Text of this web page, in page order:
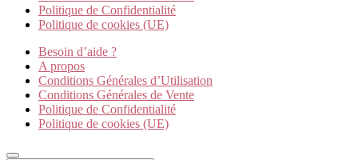
Politique de Confidentialité
Politique de cookies (UE)
Besoin d’aide ?
A propos
Conditions Générales d’Utilisation
Conditions Générales de Vente
Politique de Confidentialité
Politique de cookies (UE)